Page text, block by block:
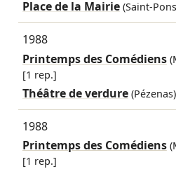
Place de la Mairie (Saint-
1988
Printemps des Comédiens
[1 rep.]
Théâtre de verdure (Pézenas)
1988
Printemps des Comédiens
[1 rep.]